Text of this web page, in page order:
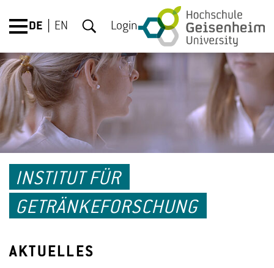
DE EN Login
INSTITUT FÜR
GETRÄNKEFORSCHUNG
AKTUELLES